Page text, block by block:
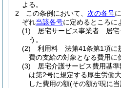
よる。
2
この条例において、 次の各号
ぞれ当該各号に定めるところに
(1)
居宅サービス事業者 居宅
う。
(2)
利用料 法第41条第1項に
費の支給の対象となる費用に
(3)
居宅介護サービス費用基
は第2号に規定する厚生労働
した費用の額(その額が現に